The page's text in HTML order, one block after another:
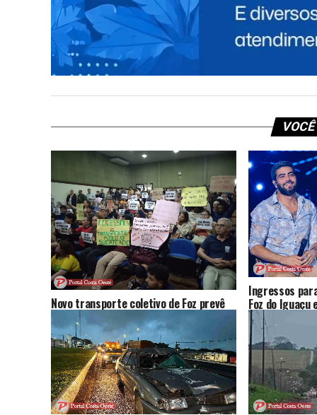
NÃO PERCA
Rapaz é preso com 121 kg de maconha
após perseguição na BR-277
Novo transporte coletivo de Foz prevê
mais ônibus, novas linhas e tarifa de R$
6; audiência reúne críticas e sugestões
da população
Ingressos
Foz do
nesta sexta;